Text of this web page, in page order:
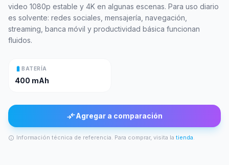
video 1080p estable y 4K en algunas escenas. Para uso diario
es solvente: redes sociales, mensajería, navegación,
streaming, banca móvil y productividad básica funcionan
fluidos.
battery_full BATERÍA
400 mAh
compare_arrowsAgregar a comparación
info Información técnica de referencia. Para comprar, visita la tienda.